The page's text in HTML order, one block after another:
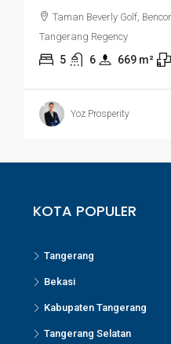
Taman Beverly Golf,
Tangerang Regency
5 6 669 m²
Yoz Prosperity
KOTA POPULER
Tangerang
Bekasi
Kabupaten Tangerang
Tangerang Selatan